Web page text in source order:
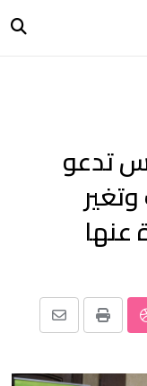
تدعو
عنها
Print
Share
Email